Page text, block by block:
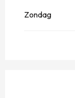
Zondag